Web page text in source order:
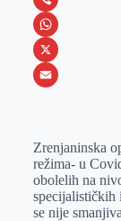
e
b
o
s
s
e
e
r
i
n
k
I
n
V
i
b
W
h
s
A
p
X
a
i
l
Zrenjaninska
režima- u
obolelih na
specijalističkih
se nije